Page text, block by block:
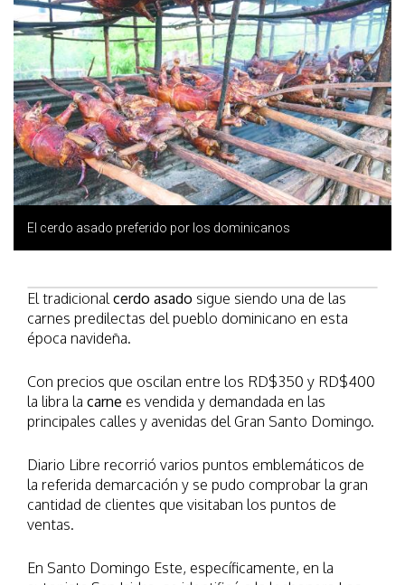
El cerdo asado preferido por los dominicanos
El tradicional cerdo asado sigue siendo una de las
carnes predilectas del pueblo dominicano en esta
época navideña.
Con precios que oscilan entre los RD$350 y RD$400
la libra la carne es vendida y demandada en las
principales calles y avenidas del Gran Santo Domingo.
Diario Libre recorrió varios puntos emblemáticos de
la referida demarcación y se pudo comprobar la gran
cantidad de clientes que visitaban los puntos de
ventas.
En Santo Domingo Este, específicamente, en la